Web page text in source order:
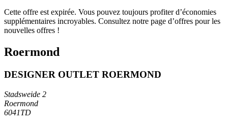
Cette offre est expirée. Vous pouvez toujours profiter d’économies
supplémentaires incroyables. Consultez notre page d’offres pour les
nouvelles offres !
Roermond
DESIGNER OUTLET ROERMOND
Stadsweide 2
Roermond
6041TD